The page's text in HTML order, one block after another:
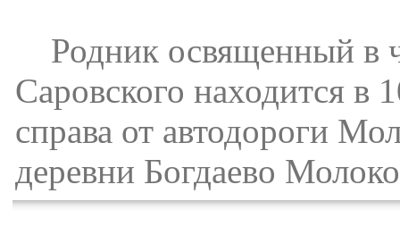
Родник освященный в
Саровского находится в
справа от автодороги
деревни Богдаево